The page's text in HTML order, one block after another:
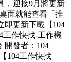
，迎接9月將更新
面就能查看「推
即更新下載【104
工作快找-工作機
開發者：104
104工作快找